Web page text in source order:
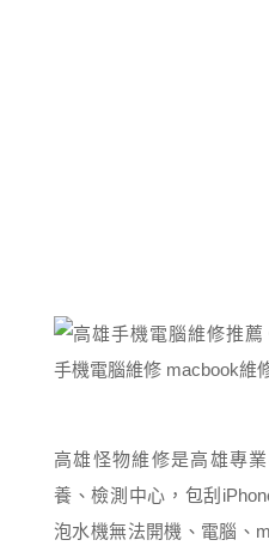
高雄怪物維修是高雄專
養、檢測中心，包刮
泡水機無法開機、電腦、